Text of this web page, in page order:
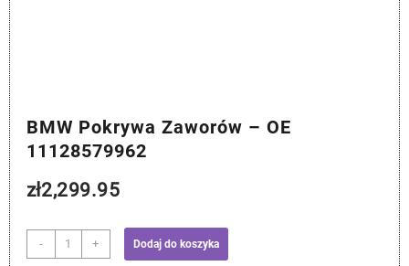
BMW Pokrywa Zaworów – OE
11128579962
zł2,299.95
-
ilość
BMW
+ Dodaj do koszyka